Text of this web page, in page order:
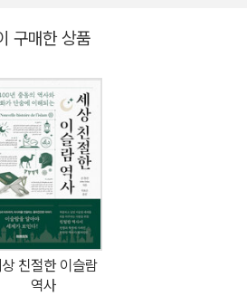
, 『근대 터키의 성장(The Emergen
Ottoman Empire)』, 『암살단(The A
럽 발견사(The Muslim Discovery of E
언어(The Political Language of Isla
제도(Race and Slavery in the Middle
in Conflict)』 등이 있다. 그의 저술은
터키어, 인도네시아어, 한국어 등 20개
2018년 102세를 일기로 타계했다.
구매한 상품
친절한 이슬람
역사